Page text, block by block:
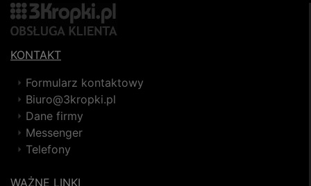
KONTAKT
Formularz kontaktowy
Biuro@3kropki.pl
Dane firmy
Messenger
Telefony
WAŻNE LINKI